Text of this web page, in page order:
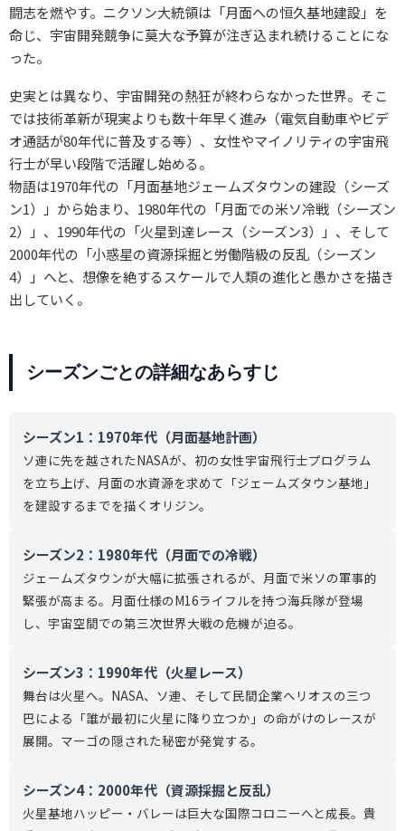
闘志を燃やす。ニクソン大統領は「月面への恒久基地建設」を
命じ、宇宙開発競争に莫大な予算が注ぎ込まれ続けることにな
った。
史実とは異なり、宇宙開発の熱狂が終わらなかった世界。そこ
では技術革新が現実よりも数十年早く進み（電気自動車やビデ
オ通話が80年代に普及する等）、女性やマイノリティの宇宙飛
行士が早い段階で活躍し始める。
物語は1970年代の「月面基地ジェームズタウンの建設（シーズ
ン1）」から始まり、1980年代の「月面での米ソ冷戦（シーズン
2）」、1990年代の「火星到達レース（シーズン3）」、そして
2000年代の「小惑星の資源採掘と労働階級の反乱（シーズン
4）」へと、想像を絶するスケールで人類の進化と愚かさを描き
出していく。
シーズンごとの詳細なあらすじ
シーズン1：1970年代（月面基地計画）
ソ連に先を越されたNASAが、初の女性宇宙飛行士プログラム
を立ち上げ、月面の水資源を求めて「ジェームズタウン基地」
を建設するまでを描くオリジン。
シーズン2：1980年代（月面での冷戦）
ジェームズタウンが大幅に拡張されるが、月面で米ソの軍事的
緊張が高まる。月面仕様のM16ライフルを持つ海兵隊が登場
し、宇宙空間での第三次世界大戦の危機が迫る。
シーズン3：1990年代（火星レース）
舞台は火星へ。NASA、ソ連、そして民間企業ヘリオスの三つ
巴による「誰が最初に火星に降り立つか」の命がけのレースが
展開。マーゴの隠された秘密が発覚する。
シーズン4：2000年代（資源採掘と反乱）
火星基地ハッピー・バレーは巨大な国際コロニーへと成長。貴